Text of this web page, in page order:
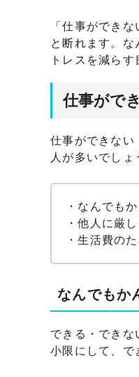
「仕事ができ
と断れます。
トレスを減らす
仕事がで
仕事ができない
人が多いでしょ
・なんでも
・他人に厳
・生活費の
なんでもか
できる・でき
小限にして、で